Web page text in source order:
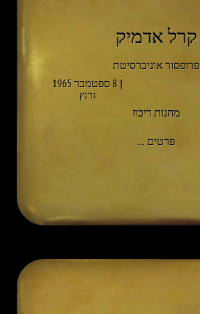
קרל אדמיק
פרופסור אוניברסיטת
† 8 ספטמבר 1965
גרנץ
מחנות ריכוז
פרטים …